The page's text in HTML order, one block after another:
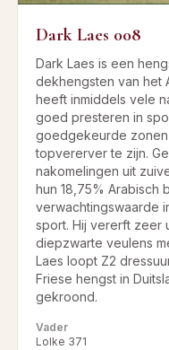
Dark Laes 008
Dark Laes is een
dekhengsten van het
heeft inmiddels vele
goed presteren in
goedgekeurde
topvererver te zijn.
nakomelingen uit
hun 18,75% Arabisch
verwachtingswaarde
sport. Hij vererft zeer
diepzwarte veulens
Laes loopt Z2
Friese hengst in
gekroond.
Vader
Lolke 371